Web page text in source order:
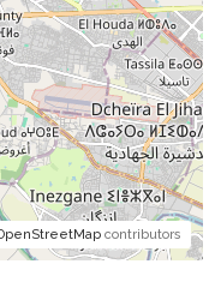
contributors